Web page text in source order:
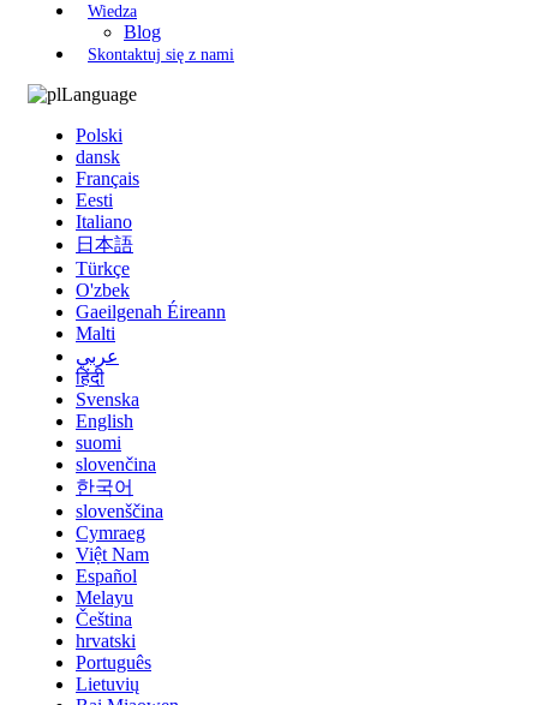
Wiedza
Blog
Skontaktuj się z nami
Language
Polski
dansk
Français
Eesti
Italiano
日本語
Türkçe
O'zbek
Gaeilgenah Éireann
Malti
عربي
हिंदी
Svenska
English
suomi
slovenčina
한국어
slovenščina
Cymraeg
Việt Nam
Español
Melayu
Čeština
hrvatski
Português
Lietuvių